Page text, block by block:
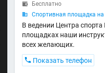
 Бесплатно
 Спортивная площадка
В ведении Центра
площадках наши
всех желающих.
 Показать телефон